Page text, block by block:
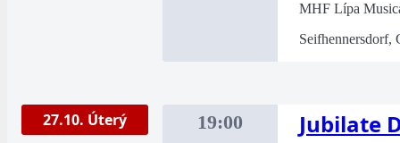
MHF Lípa
Seifhennersdorf,
27.10. Úterý 19:00 Jubilate